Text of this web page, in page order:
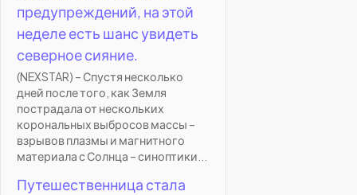
предупреждений, на этой
неделе есть шанс увидеть
северное сияние.
(NEXSTAR) – Спустя несколько
дней после того, как Земля
пострадала от нескольких
корональных выбросов массы –
взрывов плазмы и магнитного
материала с Солнца – синоптики...
Путешественница стала